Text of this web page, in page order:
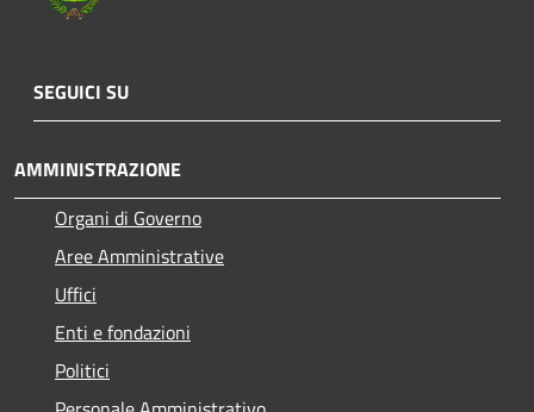
SEGUICI SU
AMMINISTRAZIONE
Organi di Governo
Aree Amministrative
Uffici
Enti e fondazioni
Politici